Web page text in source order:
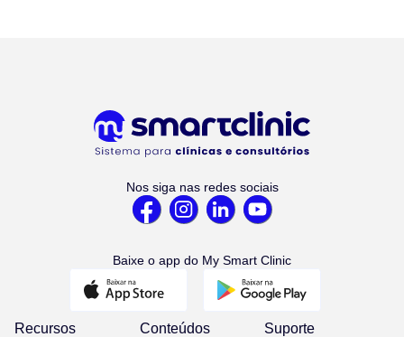
Nos siga nas redes sociais
Baixe o app do My Smart Clinic
Recursos Conteúdos Suporte